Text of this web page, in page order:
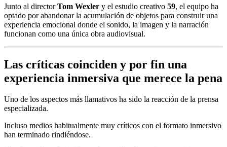
Junto al directorTom Wexler y el estudio creativo 59, el equipo ha
optado por abandonar la acumulación de objetos para construir una
experiencia emocional donde el sonido, la imagen y la narración
funcionan como una única obra audiovisual.
Las críticas coinciden y por fin una
experiencia inmersiva que merece la pena
Uno de los aspectos más llamativos ha sido la reacción de la prensa
especializada.
Incluso medios habitualmente muy críticos con el formato inmersivo
han terminado rindiéndose.